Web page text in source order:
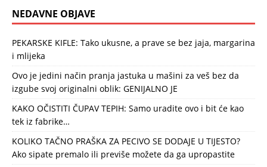
NEDAVNE OBJAVE
PEKARSKE KIFLE: Tako ukusne, a prave se bez jaja, margarina
i mlijeka
Ovo je jedini način pranja jastuka u mašini za veš bez da
izgube svoj originalni oblik: GENIJALNO JE
KAKO OČISTITI ČUPAV TEPIH: Samo uradite ovo i bit će kao
tek iz fabrike…
KOLIKO TAČNO PRAŠKA ZA PECIVO SE DODAJE U TIJESTO?
Ako sipate premalo ili previše možete da ga upropastite